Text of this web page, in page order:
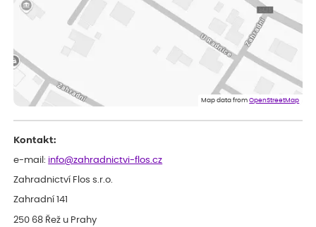
ověřený nákup
Rostlina mi přišla v dobrém stavu, jsem spokojená.
Zuzana
Spokojenost s dodáním kvalitních rostlin
Map data fromOpenStreetMap
Kontakt:
e-mail: info@zahradnictvi-flos.cz
Zahradnictví Flos s.r.o.
Zahradní 141
250 68 Řež u Prahy